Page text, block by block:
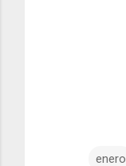
enero